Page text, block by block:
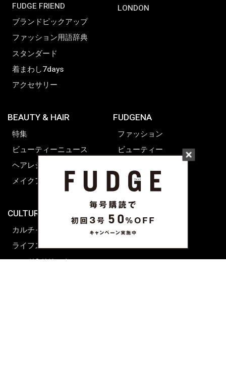
FUDGE FRIEND
ブランドピックアップ
ファッション用語辞典
スタンダード
着まわし7days
アクセサリー
LONDON
BEAUTY & HAIR
特集
ビューティーニュース
ヘアレシピ ストーリーズ
メイクアップティップス
CULTURE & LIFE
カルチャー
ライフスタイル
フード&ドリンク
FUDGENA
ファッション
ビューティー
ライフスタイル